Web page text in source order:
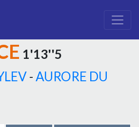
1'13''5
-AURORE DU